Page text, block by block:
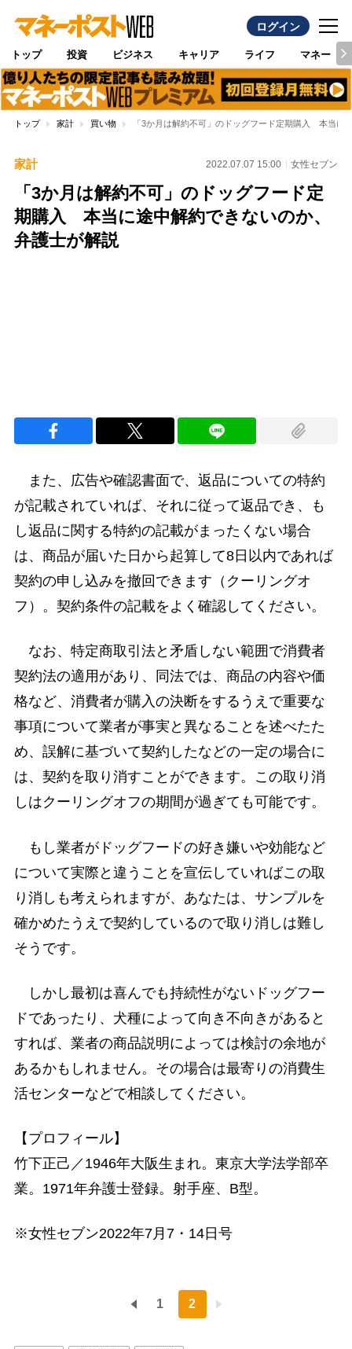
ログイン
トップ 投資 ビジネス キャリア ライフ マネー
トップ 家計 買い物 「3か月は解約不可」のドッグフード定期購入 本当に
家計 2022.07.07 15:00 女性セブン
「3か月は解約不可」のドッグフード定
期購入 本当に途中解約できないのか、
弁護士が解説
また、広告や確認書面で、返品についての特約
が記載されていれば、それに従って返品でき、も
し返品に関する特約の記載がまったくない場合
は、商品が届いた日から起算して8日以内であれば
契約の申し込みを撤回できます（クーリングオ
フ）。契約条件の記載をよく確認してください。
なお、特定商取引法と矛盾しない範囲で消費者
契約法の適用があり、同法では、商品の内容や価
格など、消費者が購入の決断をするうえで重要な
事項について業者が事実と異なることを述べたた
め、誤解に基づいて契約したなどの一定の場合に
は、契約を取り消すことができます。この取り消
しはクーリングオフの期間が過ぎても可能です。
もし業者がドッグフードの好き嫌いや効能など
について実際と違うことを宣伝していればこの取
り消しも考えられますが、あなたは、サンプルを
確かめたうえで契約しているので取り消しは難し
そうです。
しかし最初は喜んでも持続性がないドッグフー
ドであったり、犬種によって向き不向きがあると
すれば、業者の商品説明によっては検討の余地が
あるかもしれません。その場合は最寄りの消費生
活センターなどで相談してください。
【プロフィール】
竹下正己／1946年大阪生まれ。東京大学法学部卒
業。1971年弁護士登録。射手座、B型。
※女性セブン2022年7月7・14日号
1 2